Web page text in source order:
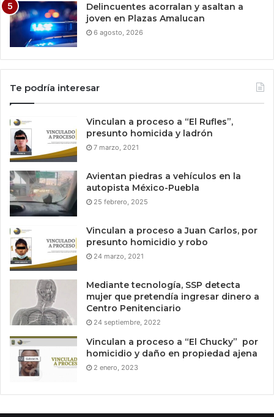
Delincuentes acorralan y asaltan a
joven en Plazas Amalucan
6 agosto, 2026
Te podría interesar
Vinculan a proceso a “El Rufles”,
presunto homicida y ladrón
7 marzo, 2021
Avientan piedras a vehículos en la
autopista México-Puebla
25 febrero, 2025
Vinculan a proceso a Juan Carlos, por
presunto homicidio y robo
24 marzo, 2021
Mediante tecnología, SSP detecta
mujer que pretendía ingresar dinero a
Centro Penitenciario
24 septiembre, 2022
Vinculan a proceso a “El Chucky” por
homicidio y daño en propiedad ajena
2 enero, 2023